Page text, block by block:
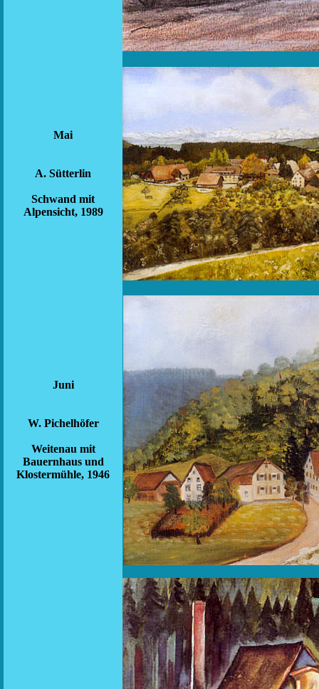
Mai
A. Sütterlin
Schwand mit
Alpensicht, 1989
Juni
W. Pichelhöfer
Weitenau mit
Bauernhaus und
Klostermühle, 1946